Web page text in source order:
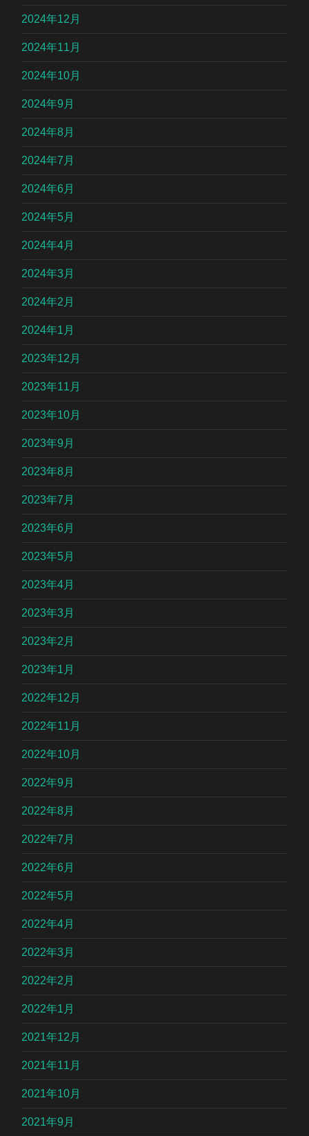
2024年12月
2024年11月
2024年10月
2024年9月
2024年8月
2024年7月
2024年6月
2024年5月
2024年4月
2024年3月
2024年2月
2024年1月
2023年12月
2023年11月
2023年10月
2023年9月
2023年8月
2023年7月
2023年6月
2023年5月
2023年4月
2023年3月
2023年2月
2023年1月
2022年12月
2022年11月
2022年10月
2022年9月
2022年8月
2022年7月
2022年6月
2022年5月
2022年4月
2022年3月
2022年2月
2022年1月
2021年12月
2021年11月
2021年10月
2021年9月